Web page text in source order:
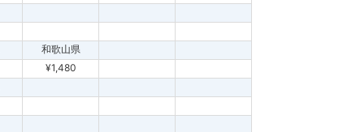
和歌山県
¥1,480